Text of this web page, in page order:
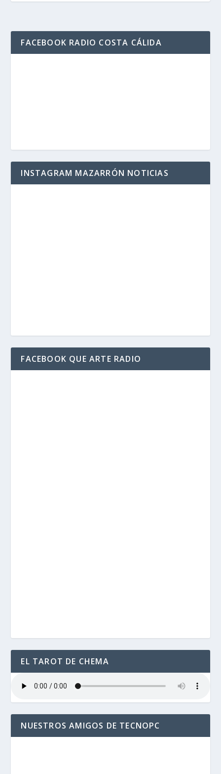
FACEBOOK RADIO COSTA CÁLIDA
INSTAGRAM MAZARRÓN NOTICIAS
FACEBOOK QUE ARTE RADIO
EL TAROT DE CHEMA
NUESTROS AMIGOS DE TECNOPC